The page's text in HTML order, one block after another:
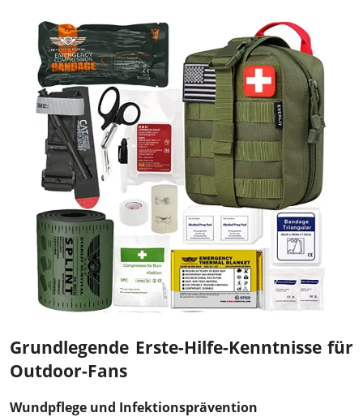
Grundlegende Erste-Hilfe-Kenntnisse für
Outdoor-Fans
Wundpflege und Infektionsprävention